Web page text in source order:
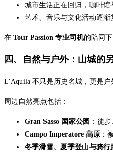
城市生活正在回归，咖啡馆
艺术、音乐与文化活动逐渐
在 Tour Passion 专业司机的陪同
四、自然与户外：山城的
L’Aquila 不只是历史名城，更是户
周边自然亮点包括：
Gran Sasso 国家公园 ：徒
Campo Imperatore 高原 ：
冬季滑雪、夏季登山与骑行